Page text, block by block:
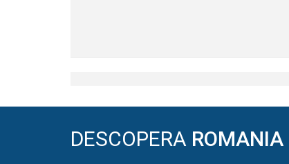
DESCOPERA